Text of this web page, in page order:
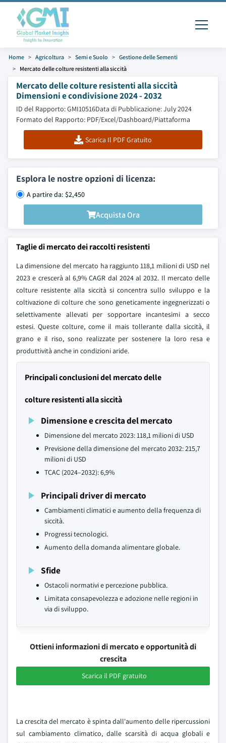
Home Agricoltura Semi e Suolo
Gestione delle Sementi
Mercato delle colture resistenti alla siccità
Mercato delle colture resistenti alla siccità
Dimensioni e condivisione 2024 - 2032
ID del Rapporto: GMI10516Data di Pubblicazione: July 2024
Formato del Rapporto: PDF/Excel/Dashboard/Piattaforma
Scarica Il PDF Gratuito
Esplora le nostre opzioni di licenza:
A partire da: $2,450
Acquista Ora
Taglie di mercato dei raccolti resistenti
La dimensione del mercato ha raggiunto 118,1 milioni di USD nel
2023 e crescerà al 6,9% CAGR dal 2024 al 2032. Il mercato delle
colture resistente alla siccità si concentra sullo sviluppo e la
coltivazione di colture che sono geneticamente ingegnerizzati o
selettivamente allevati per sopportare incantesimi a secco
estesi. Queste colture, come il mais tollerante dalla siccità, il
grano e il riso, sono realizzate per sostenere la loro resa e
produttività anche in condizioni aride.
Principali conclusioni del mercato delle
colture resistenti alla siccità
Dimensione e crescita del mercato
Dimensione del mercato 2023: 118,1 milioni di USD
Previsione della dimensione del mercato 2032: 215,7
milioni di USD
TCAC (2024–2032): 6,9%
Principali driver di mercato
Cambiamenti climatici e aumento della frequenza di
siccità.
Progressi tecnologici.
Aumento della domanda alimentare globale.
Sfide
Ostacoli normativi e percezione pubblica.
Limitata consapevolezza e adozione nelle regioni in
via di sviluppo.
Ottieni informazioni di mercato e opportunità di
crescita
Scarica il PDF gratuito
La crescita del mercato è spinta dall'aumento delle ripercussioni
sul cambiamento climatico, dalle scarsità di acqua globali e